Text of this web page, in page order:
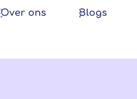
Over ons Blogs